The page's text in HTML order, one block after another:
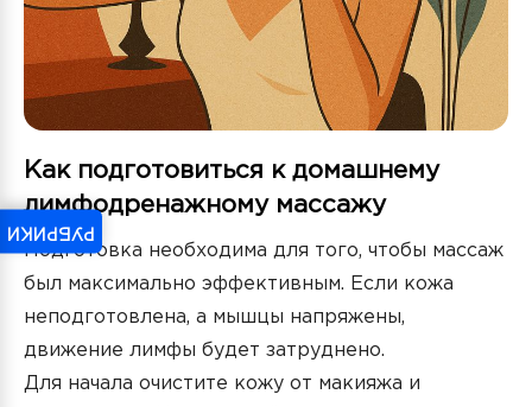
Как подготовиться к домашнему
лимфодренажному массажу
Подготовка необходима для того, чтобы массаж
был максимально эффективным. Если кожа
неподготовлена, а мышцы напряжены,
движение лимфы будет затруднено.
Для начала очистите кожу от макияжа и
РУБРИКИ